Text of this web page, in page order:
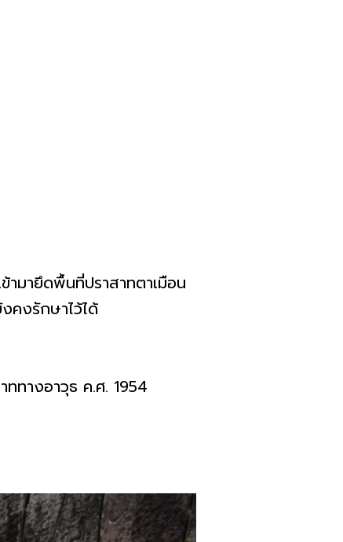
ามายึดพื้นที่ปราสาทตาเมือน
คงรักษาไว้ได้
างอาวุธ ค.ศ. 1954